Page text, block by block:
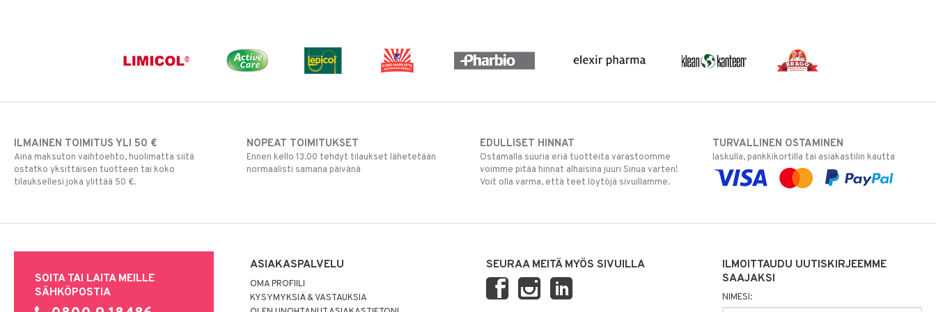
ILMAINEN TOIMITUS YLI 50 €
Aina maksuton vaihtoehto, huolimatta siitä
ostatko yksittäisen tuotteen tai koko
tilauksellesi joka ylittää 50 €.
NOPEAT TOIMITUKSET
Ennen kello 13.00 tehdyt tilaukset lähetetään
normaalisti samana päivänä
EDULLISET HINNAT
Ostamalla suuria eriä tuotteita varastoomme
voimme pitää hinnat alhaisina juuri Sinua varten!
Voit olla varma, että teet löytöjä sivuillamme.
TURVALLINEN OSTAMINEN
laskulla, pankkikortilla tai asiakastilin kautta
SOITA TAI LAITA MEILLE
SÄHKÖPOSTIA
ASIAKASPALVELU
OMA PROFIILI
KYSYMYKSIÄ & VASTAUKSIA
SEURAA MEITÄ MYÖS SIVUILLA
ILMOITTAUDU UUTISKIRJEEMME
SAAJAKSI
NIMESI: